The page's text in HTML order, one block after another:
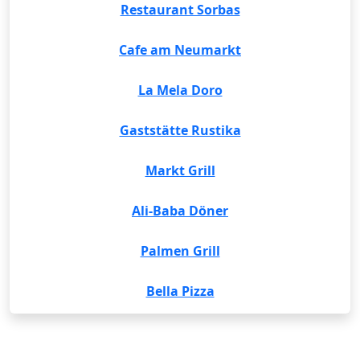
Restaurant Sorbas
Cafe am Neumarkt
La Mela Doro
Gaststätte Rustika
Markt Grill
Ali-Baba Döner
Palmen Grill
Bella Pizza